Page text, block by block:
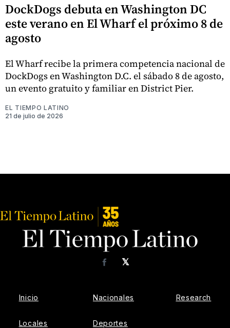
DockDogs debuta en Washington DC
este verano en El Wharf el próximo 8 de
agosto
El Wharf recibe la primera competencia nacional de
DockDogs en Washington D.C. el sábado 8 de agosto,
un evento gratuito y familiar en District Pier.
EL TIEMPO LATINO
21 de julio de 2026
𝕏
Facebook
Inicio
Locales
Nacionales
Deportes
Research